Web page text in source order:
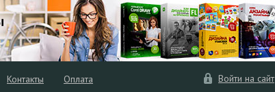
Войти на сайт
Контакты Оплата